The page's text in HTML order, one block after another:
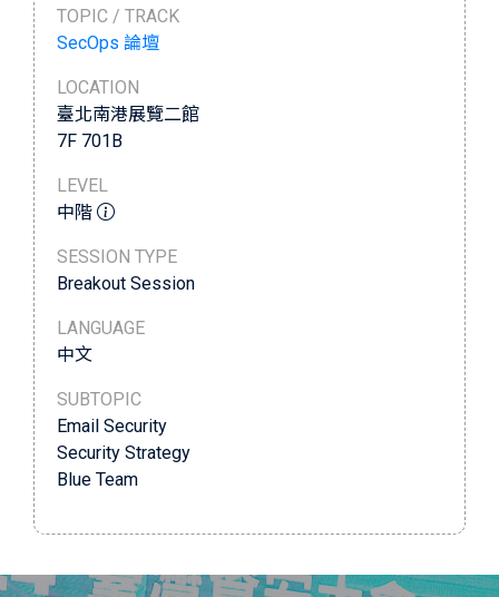
TOPIC / TRACK
SecOps 論壇
LOCATION
臺北南港展覽二館
7F 701B
LEVEL
中階
SESSION TYPE
Breakout Session
LANGUAGE
中文
SUBTOPIC
Email Security
Security Strategy
Blue Team